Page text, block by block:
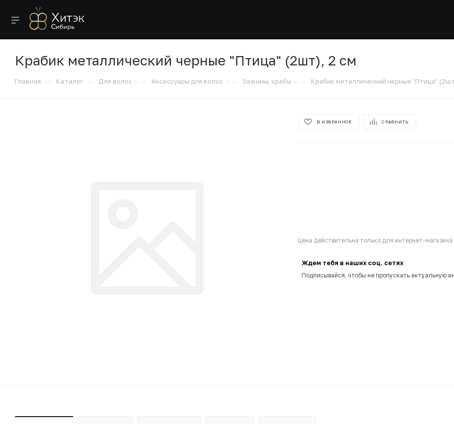
Крабик металлический черные "Птица" (2шт), 2 см
Главная — Каталог — Для волос — Аксессуары для волос — Зажимы, крабы — Крабик металлический черные "Птица"
В ИЗБРАННОЕ СРАВНИТЬ
Цена действительна только для интернет-
Ждем тебя в наших соц. сетях
Подписывайся, чтобы не пропускать актуальную